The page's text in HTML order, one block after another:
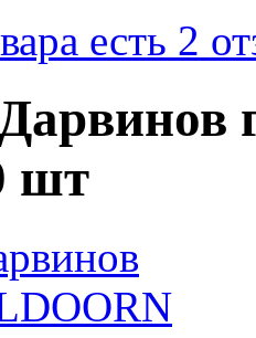
есть 2
шт